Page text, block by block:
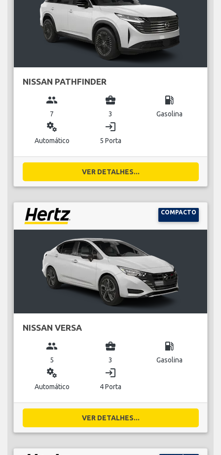
NISSAN PATHFINDER
group
7
business_center
3
local_gas_station
Gasolina
miscellaneous_services
Automático
login
5 Porta
VER DETALHES...
COMPACTO
NISSAN VERSA
group
5
business_center
3
local_gas_station
Gasolina
miscellaneous_services
Automático
login
4 Porta
VER DETALHES...